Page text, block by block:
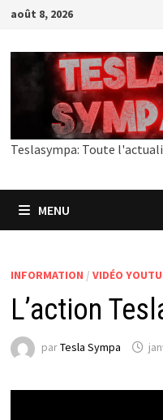
Passer
contenu
août 8, 2026
Teslasympa: Toute
MENU
INFORMATION / VIDÉO
L’action
parTesla Sympa